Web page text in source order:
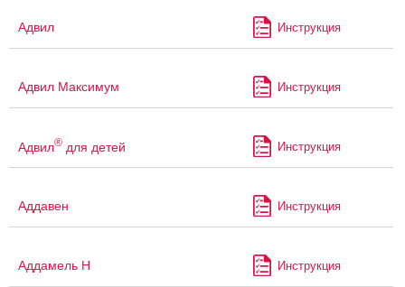
Адвил Инструкция
Адвил Максимум Инструкция
Адвил® для детей Инструкция
Аддавен Инструкция
Аддамель Н Инструкция